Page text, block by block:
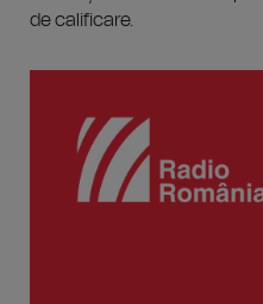
de calificare.